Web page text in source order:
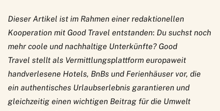
Dieser Artikel ist im Rahmen einer redaktionellen
Kooperation mit Good Travel entstanden: Du suchst noch
mehr coole und nachhaltige Unterkünfte? Good
Travel stellt als Vermittlungsplattform europaweit
handverlesene Hotels, BnBs und Ferienhäuser vor, die
ein authentisches Urlaubserlebnis garantieren und
gleichzeitig einen wichtigen Beitrag für die Umwelt